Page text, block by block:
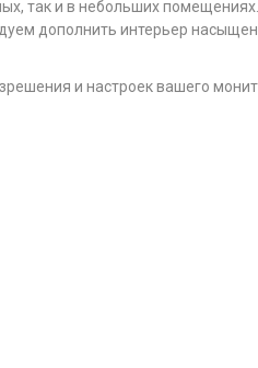
так и в небольших
дополнить интерьер
и настроек вашего